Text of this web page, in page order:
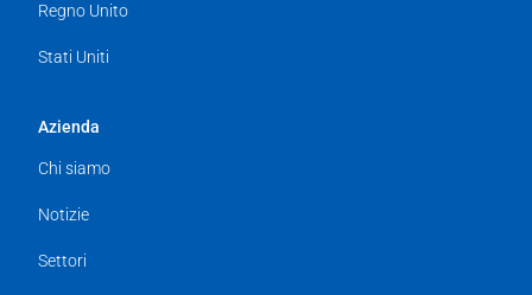
Regno Unito
Stati Uniti
Azienda
Chi siamo
Notizie
Settori